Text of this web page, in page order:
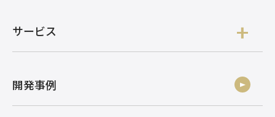
サービス
開発事例